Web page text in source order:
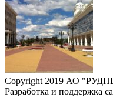
Copyright 2019 АО
Разработка и поддержка